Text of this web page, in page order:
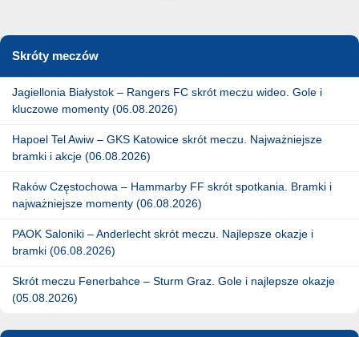
Skróty meczów
Jagiellonia Białystok – Rangers FC skrót meczu wideo. Gole i
kluczowe momenty (06.08.2026)
Hapoel Tel Awiw – GKS Katowice skrót meczu. Najważniejsze
bramki i akcje (06.08.2026)
Raków Częstochowa – Hammarby FF skrót spotkania. Bramki i
najważniejsze momenty (06.08.2026)
PAOK Saloniki – Anderlecht skrót meczu. Najlepsze okazje i
bramki (06.08.2026)
Skrót meczu Fenerbahce – Sturm Graz. Gole i najlepsze okazje
(05.08.2026)